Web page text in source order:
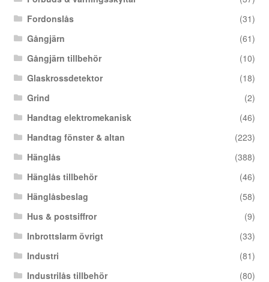
Fordonslås
(31)
Gångjärn
(61)
Gångjärn tillbehör
(10)
Glaskrossdetektor
(18)
Grind
(2)
Handtag elektromekanisk
(46)
Handtag fönster & altan
(223)
Hänglås
(388)
Hänglås tillbehör
(46)
Hänglåsbeslag
(58)
Hus & postsiffror
(9)
Inbrottslarm övrigt
(33)
Industri
(81)
Industrilås tillbehör
(80)